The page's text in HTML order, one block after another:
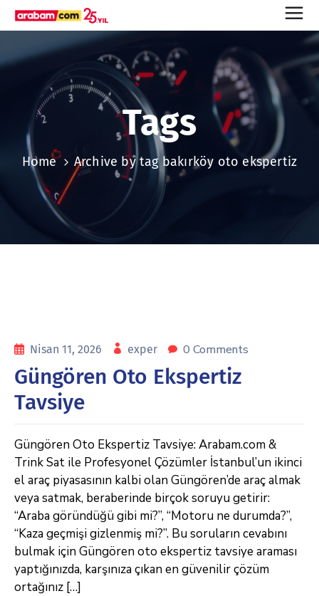
Tags
Home Archive by tag bakırköy oto ekspertiz
Nisan 11, 2026 exper 0 Comments
Güngören Oto Ekspertiz
Tavsiye
Güngören Oto Ekspertiz Tavsiye: Arabam.com &
Trink Sat ile Profesyonel Çözümler İstanbul’un ikinci
el araç piyasasının kalbi olan Güngören’de araç almak
veya satmak, beraberinde birçok soruyu getirir:
“Araba göründüğü gibi mi?”, “Motoru ne durumda?”,
“Kaza geçmişi gizlenmiş mi?”. Bu soruların cevabını
bulmak için Güngören oto ekspertiz tavsiye araması
yaptığınızda, karşınıza çıkan en güvenilir çözüm
ortağınız […]